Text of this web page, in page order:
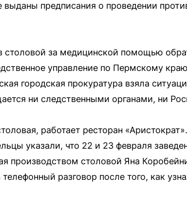
предписания о проведении
за медицинской помощью
управление по Пермскому
городская прокуратура взяла
ни следственными органами, ни
работает ресторан
указали, что 22 и 23 февраля
производством столовой Яна
разговор после того, как